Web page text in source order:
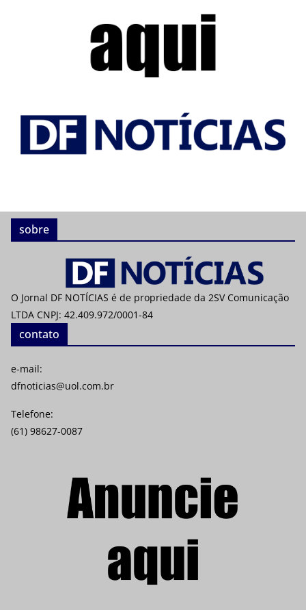
sobre
O Jornal DF NOTÍCIAS é de propriedade da 2SV Comunicação
LTDA CNPJ: 42.409.972/0001-84
contato
e-mail:
dfnoticias@uol.com.br
Telefone:
(61) 98627-0087